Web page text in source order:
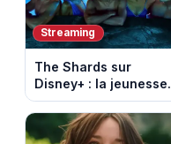
Streaming
The Shards sur
Disney+ : la jeunesse
dorée de Los Angeles
face à un tueur dans
les années 80